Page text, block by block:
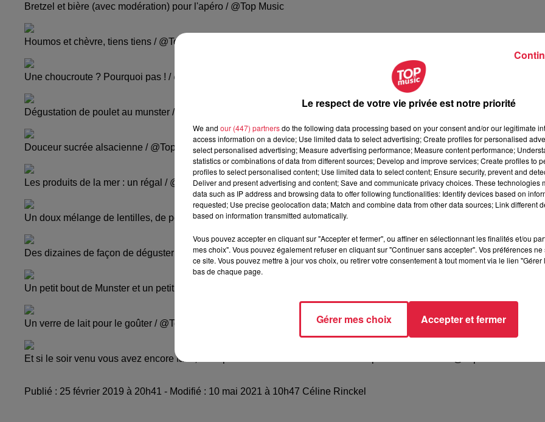
Bretzel et bière (avec modération) pour l'apéro / @Top Music
Houmos et chèvre, tiens tiens / @Top Music
Une choucroute ? Pourquoi pas ! / @Top Music
Dégustation de poulet au munster / @Top Music
Douceur sucrée alsacienne / @Top Music
Les produits de la mer : un régal / @Top Music
Un doux mélange de lentilles, de pommes et d'huile bio / @Top Music
Des dizaines de façon de déguster la pomme de terre / @Top Music
Un petit bout de Munster et un petit bout du nouveau "Coeur de massif" / @Top Music
Un verre de lait pour le goûter / @Top Music
Et si le soir venu vous avez encore faim, vous pourrez emmener à la maison des produits d'Alsace / @Top Music
Publié : 25 février 2019 à 20h41 - Modifié : 10 mai 2021 à 10h47 Céline Rinckel
Le respect de votre vie privée est notre priorité
We and our (447) partnersdo the following data processing based on your consent and/or our legitimate
access information on a device; Use limited data to select advertising; Create profiles for personalised
select personalised advertising; Measure advertising performance; Measure content performance;
statistics or combinations of data from different sources; Develop and improve services; Create profiles to
profiles to select personalised content; Use limited data to select content; Ensure security, prevent and
Deliver and present advertising and content; Save and communicate privacy choices. These technologies
data such as IP address and browsing data to offer following functionalities: Identify devices based on
requested; Use precise geolocation data; Match and combine data from other data sources; Link different
based on information transmitted automatically.
Vous pouvez accepter en cliquant sur "Accepter et fermer", ou affiner en sélectionnant les finalités et/ou
mes choix". Vous pouvez également refuser en cliquant sur "Continuer sans accepter". Vos préférences
ce site. Vous pouvez mettre à jour vos choix, ou retirer votre consentement à tout moment via le lien
bas de chaque page.
Gérer mes choix Accepter et fermer